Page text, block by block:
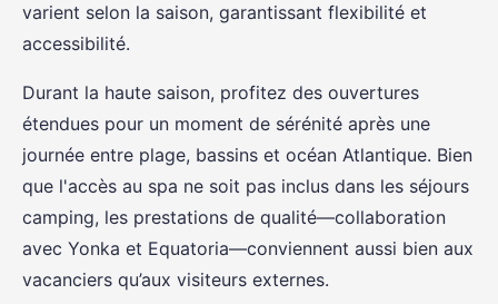
varient selon la saison, garantissant flexibilité et
accessibilité.
Durant la haute saison, profitez des ouvertures
étendues pour un moment de sérénité après une
journée entre plage, bassins et océan Atlantique. Bien
que l'accès au spa ne soit pas inclus dans les séjours
camping, les prestations de qualité—collaboration
avec Yonka et Equatoria—conviennent aussi bien aux
vacanciers qu’aux visiteurs externes.